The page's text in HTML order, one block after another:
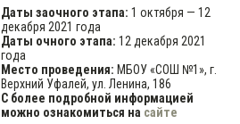
Даты заочного этапа: 1 октября — 12
декабря 2021 года
Даты очного этапа: 12 декабря 2021
года
Место проведения: МБОУ «СОШ №1», г.
Верхний Уфалей, ул. Ленина, 186
С более подробной информацией
можно ознакомиться на сайте